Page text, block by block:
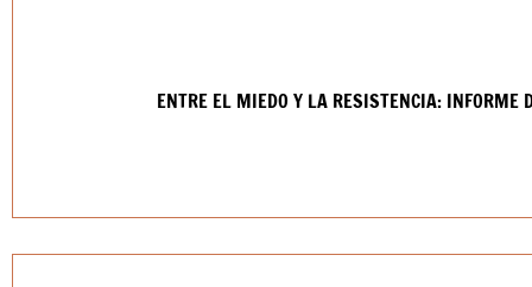
ENTRE EL MIEDO Y LA RESISTENCIA: INFORME